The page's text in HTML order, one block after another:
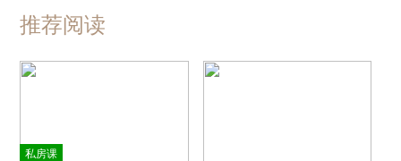
推荐阅读
私房课